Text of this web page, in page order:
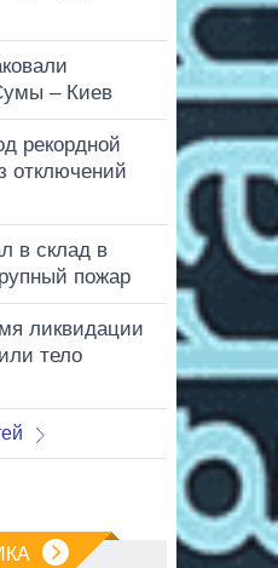
– Киев
рекордной
отключений
в склад в
пожар
ликвидации
тело